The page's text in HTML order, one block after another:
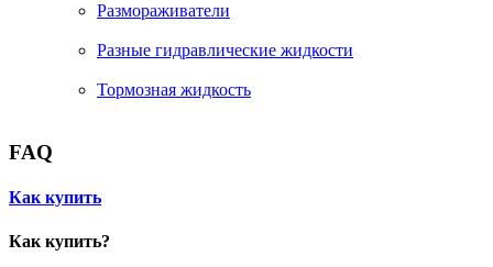
Размораживатели
Разные гидравлические жидкости
Тормозная жидкость
FAQ
Как купить
Как купить?